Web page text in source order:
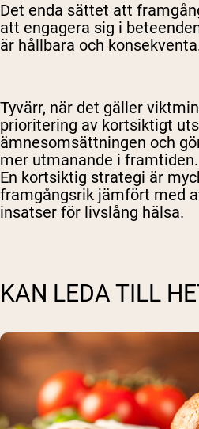
Det enda sättet att
att engagera sig i
är hållbara och
Tyvärr, när det gäller
prioritering av kortsiktigt
ämnesomsättningen och
mer utmanande i framtiden.
En kortsiktig strategi är
framgångsrik jämfört med
insatser för livslång hälsa.
KAN LEDA TILL